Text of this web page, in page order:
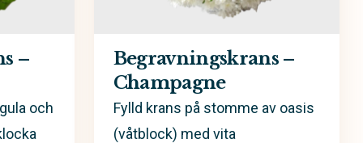
–
och
Begravningskrans –
Champagne
Fylld krans på stomme av oasis
(våtblock) med vita